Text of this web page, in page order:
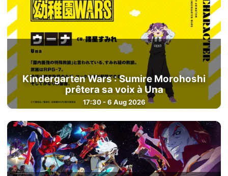
Kindergarten Wars : Sumire Morohoshi
prêtera sa voix à Una
17:30 - 6 Aug 2026